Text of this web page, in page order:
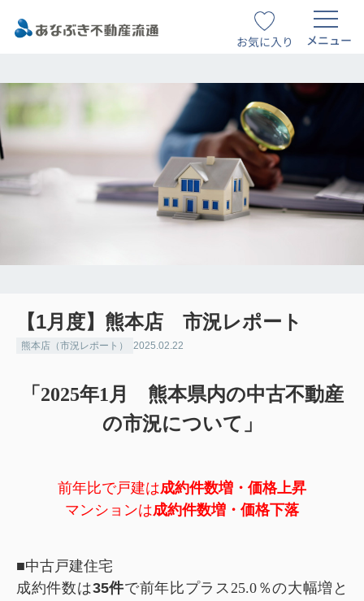
お気に入り メニュー
【1月度】熊本店 市況レポート
熊本店（市況レポート） 2025.02.22
「2025年1月 熊本県内の中古不動産
の市況について」
前年比で戸建は成約件数増・価格上昇
マンションは成約件数増・価格下落
■中古戸建住宅
成約件数は35件で前年比プラス25.0％の大幅増と